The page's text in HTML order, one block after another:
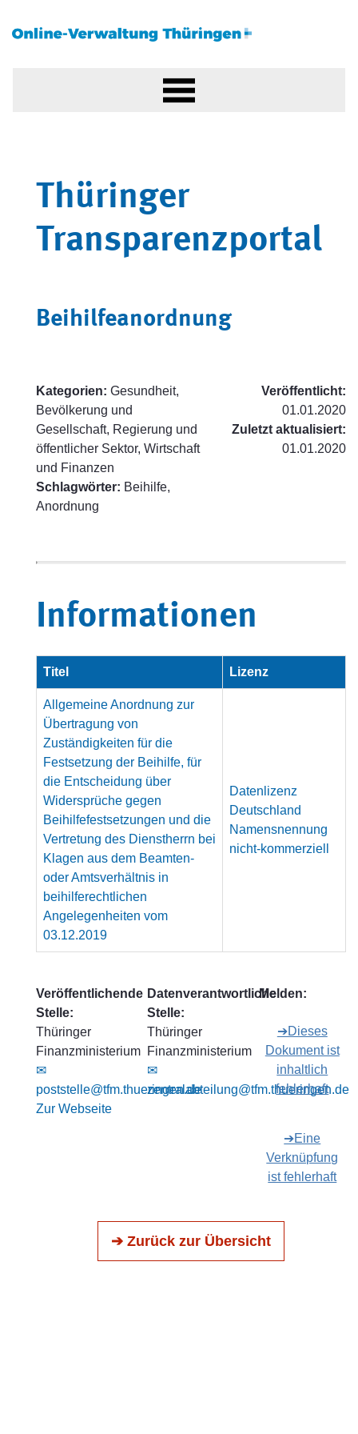
Thüringer
Transparenzportal
Beihilfeanordnung
Kategorien: Gesundheit,
Bevölkerung und
Gesellschaft, Regierung und
öffentlicher Sektor, Wirtschaft
und Finanzen
Schlagwörter: Beihilfe,
Anordnung
Veröffentlicht:
01.01.2020
Zuletzt aktualisiert:
01.01.2020
Informationen
Titel Lizenz
Allgemeine Anordnung zur
Übertragung von
Zuständigkeiten für die
Festsetzung der Beihilfe, für
die Entscheidung über
Widersprüche gegen
Beihilfefestsetzungen und die
Vertretung des Dienstherrn bei
Klagen aus dem Beamten-
oder Amtsverhältnis in
beihilferechtlichen
Angelegenheiten vom
03.12.2019
Datenlizenz
Deutschland
Namensnennung
nicht-kommerziell
Veröffentlichende
Stelle:
Thüringer
Finanzministerium
✉
poststelle@tfm.thueringen.de
Zur Webseite
Datenverantwortliche
Stelle:
Thüringer
Finanzministerium
✉
zentralabteilung@tfm.thueringen.de
Melden:
➔Dieses
Dokument ist
inhaltlich
fehlerhaft
➔Eine
Verknüpfung
ist fehlerhaft
➔ Zurück zur Übersicht